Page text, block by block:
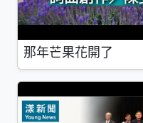
那年芒果花開了